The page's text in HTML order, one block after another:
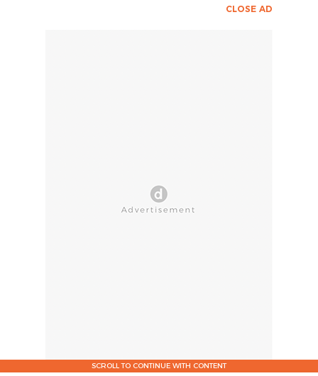
CLOSE AD
SCROLL TO CONTINUE WITH CONTENT